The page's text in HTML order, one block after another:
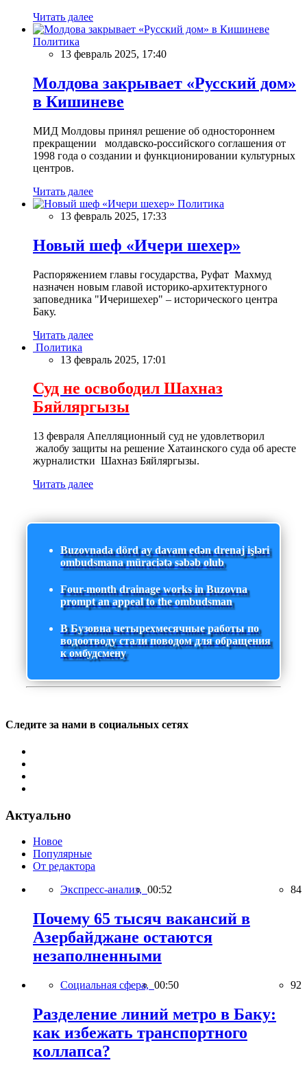
Читать далее
Политика
13 февраль 2025, 17:40
Молдова закрывает «Русский дом»
в Кишиневе
МИД Молдовы принял решение об одностороннем
прекращении молдавско-российского соглашения от
1998 года о создании и функционировании культурных
центров.
Читать далее
Политика
13 февраль 2025, 17:33
Новый шеф «Ичери шехер»
Распоряжением главы государства, Руфат Махмуд
назначен новым главой историко-архитектурного
заповедника "Ичеришехер" – исторического центра
Баку.
Читать далее
Политика
13 февраль 2025, 17:01
Суд не освободил Шахназ
Бяйляргызы
13 февраля Апелляционный суд не удовлетворил
жалобу защиты на решение Хатаинского суда об аресте
журналистки Шахназ Бяйляргызы.
Читать далее
Buzovnada dörd ay davam edən drenaj işləri
ombudsmana müraciətə səbəb olub
Four-month drainage works in Buzovna
prompt an appeal to the ombudsman
В Бузовна четырехмесячные работы по
водоотводу стали поводом для обращения
к омбудсмену
Следите за нами в социальных сетях
Актуально
Новое
Популярные
От редактора
Экспресс-анализ, 00:52 84
Почему 65 тысяч вакансий в
Азербайджане остаются
незаполненными
Социальная сфера, 00:50 92
Разделение линий метро в Баку:
как избежать транспортного
коллапса?